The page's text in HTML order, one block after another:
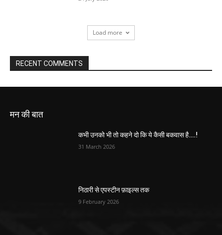
Load more
RECENT COMMENTS
मन की बात
कभी उनको भी तो कहने दो कि ये कैसी बकवास है….!
31 March 2026
निठारी से एपस्टीन फ़ाइल्स तक
9 February 2026